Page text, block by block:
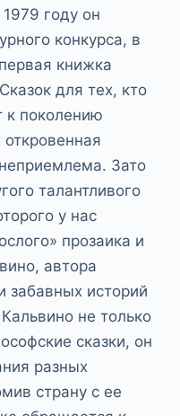
году он
конкурса, в
книжка
для тех, кто
к поколению
Зато
талантливого
у нас
прозаика и
автора
забавных историй
не только
сказки, он
разных
страну с ее